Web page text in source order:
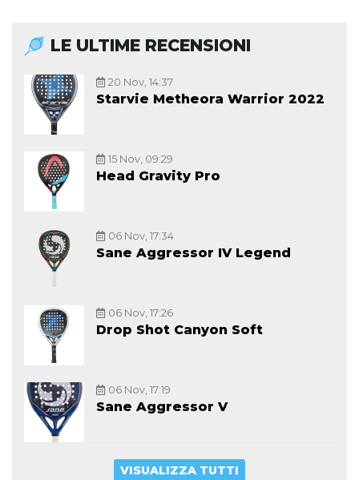
LE ULTIME RECENSIONI
20 Nov, 14:37
Starvie Metheora Warrior 2022
15 Nov, 09:29
Head Gravity Pro
06 Nov, 17:34
Sane Aggressor IV Legend
06 Nov, 17:26
Drop Shot Canyon Soft
06 Nov, 17:19
Sane Aggressor V
VISUALIZZA TUTTI